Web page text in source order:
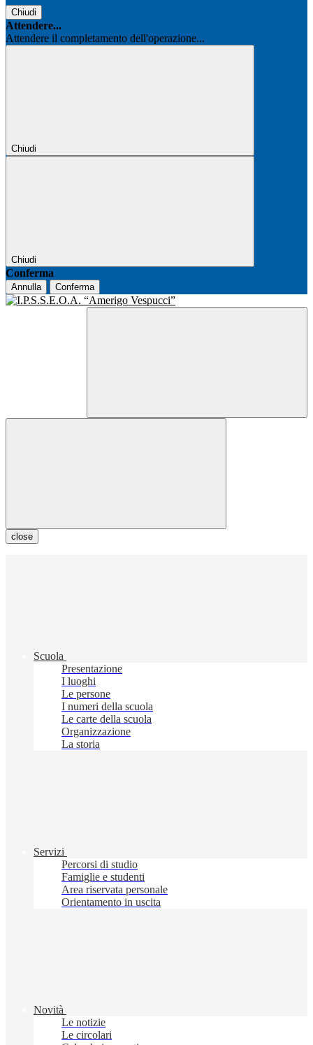
Chiudi
Attendere...
Attendere il completamento dell'operazione...
Chiudi
Chiudi
Conferma
Annulla Conferma
close
Scuola
Presentazione
I luoghi
Le persone
I numeri della scuola
Le carte della scuola
Organizzazione
La storia
Servizi
Percorsi di studio
Famiglie e studenti
Area riservata personale
Orientamento in uscita
Novità
Le notizie
Le circolari